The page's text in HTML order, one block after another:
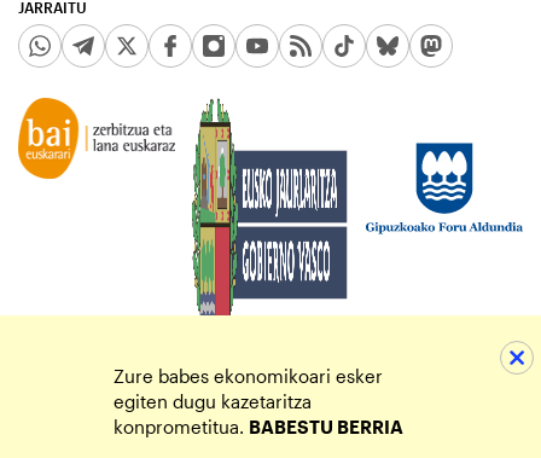
JARRAITU
Zure babes ekonomikoari esker
egiten dugu kazetaritza
konprometitua. BABESTU BERRIA